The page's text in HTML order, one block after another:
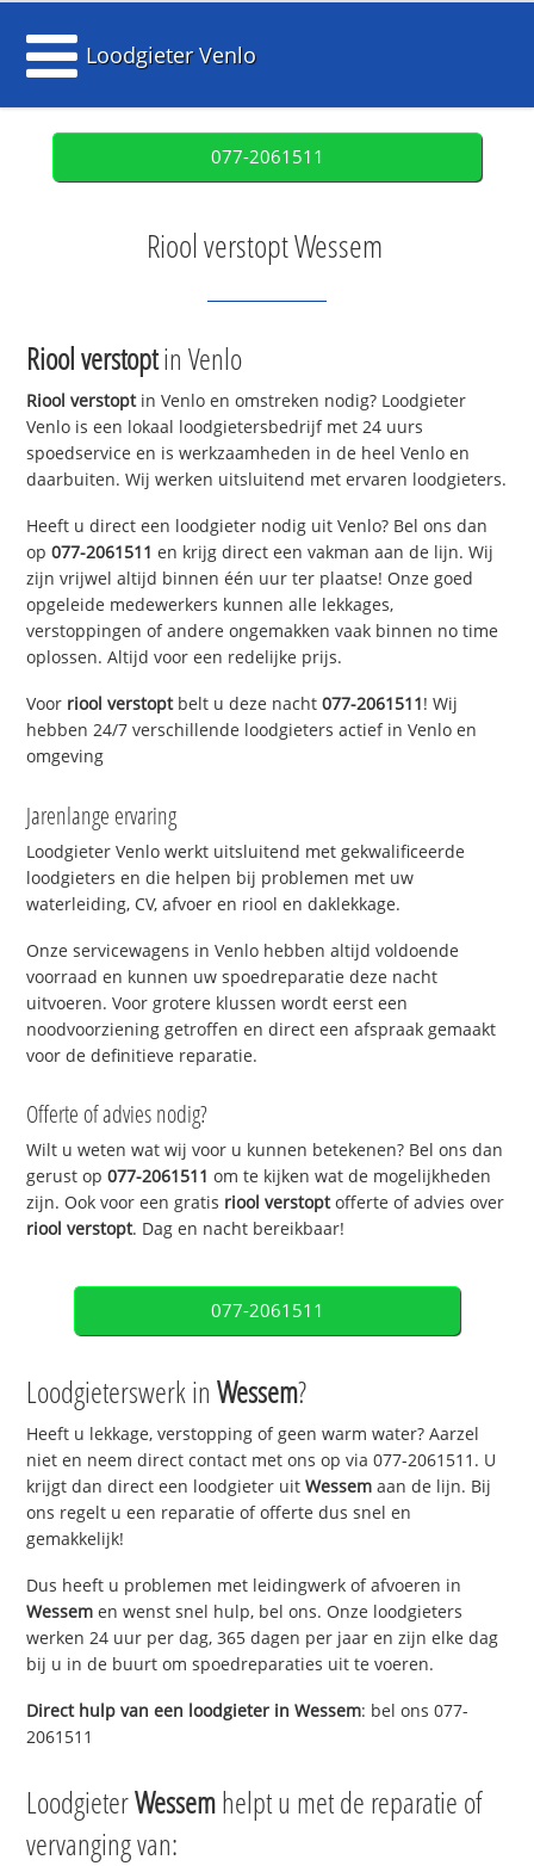
Loodgieter Venlo
077-2061511
Riool verstopt Wessem
Riool verstoptin Venlo
Riool verstoptin Venlo en omstreken nodig? Loodgieter
Venlo is een lokaal loodgietersbedrijf met 24 uurs
spoedservice en is werkzaamheden in de heel Venlo en
daarbuiten. Wij werken uitsluitend met ervaren loodgieters.
Heeft u direct een loodgieter nodig uit Venlo? Bel ons dan
op077-2061511 en krijg direct een vakman aan de lijn. Wij
zijn vrijwel altijd binnen één uur ter plaatse! Onze goed
opgeleide medewerkers kunnen alle lekkages,
verstoppingen of andere ongemakken vaak binnen no time
oplossen. Altijd voor een redelijke prijs.
Voor riool verstoptbelt u deze nacht077-2061511! Wij
hebben 24/7 verschillende loodgieters actief in Venlo en
omgeving
Jarenlange ervaring
Loodgieter Venlo werkt uitsluitend met gekwalificeerde
loodgieters en die helpen bij problemen met uw
waterleiding, CV, afvoer en riool en daklekkage.
Onze servicewagens in Venlo hebben altijd voldoende
voorraad en kunnen uw spoedreparatie deze nacht
uitvoeren. Voor grotere klussen wordt eerst een
noodvoorziening getroffen en direct een afspraak gemaakt
voor de definitieve reparatie.
Offerte of advies nodig?
Wilt u weten wat wij voor u kunnen betekenen? Bel ons dan
gerust op077-2061511 om te kijken wat de mogelijkheden
zijn. Ook voor een gratis riool verstoptofferte of advies over
riool verstopt. Dag en nacht bereikbaar!
077-2061511
Loodgieterswerk inWessem?
Heeft u lekkage, verstopping of geen warm water? Aarzel
niet en neem direct contact met ons op via 077-2061511. U
krijgt dan direct een loodgieter uitWessem aan de lijn. Bij
ons regelt u een reparatie of offerte dus snel en
gemakkelijk!
Dus heeft u problemen met leidingwerk of afvoeren in
Wessem en wenst snel hulp, bel ons. Onze loodgieters
werken 24 uur per dag, 365 dagen per jaar en zijn elke dag
bij u in de buurt om spoedreparaties uit te voeren.
Direct hulp van een loodgieter inWessem: bel ons 077-
2061511
LoodgieterWessemhelpt u met de reparatie of
vervanging van: